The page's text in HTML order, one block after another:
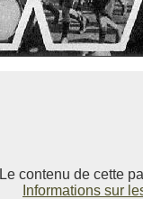
Le contenu de cette
Informations sur